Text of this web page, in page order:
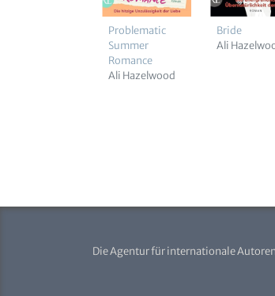
Problematic
Summer
Romance
Ali Hazelwood
Bride
Ali
Die Agentur für internationale